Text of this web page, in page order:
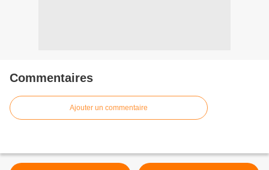
Commentaires
Ajouter un commentaire